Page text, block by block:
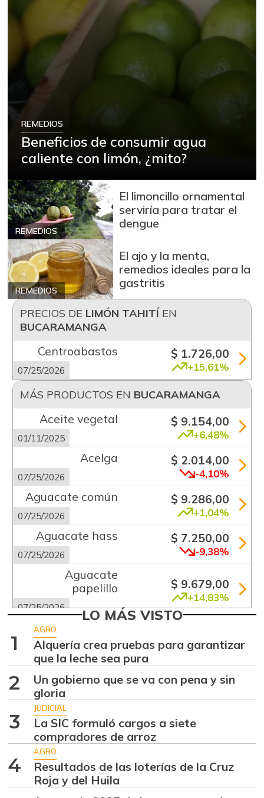
REMEDIOS
Beneficios de consumir agua
caliente con limón, ¿mito?
REMEDIOS
El limoncillo ornamental
serviría para tratar el
dengue
REMEDIOS
El ajo y la menta,
remedios ideales para la
gastritis
PRECIOS DE LIMÓN TAHITÍ EN
BUCARAMANGA
Centroabastos
07/25/2026
$ 1.726,00
+15,61%
MÁS PRODUCTOS EN BUCARAMANGA
Aceite vegetal
01/11/2025
$ 9.154,00
+6,48%
Acelga
07/25/2026
$ 2.014,00
-4,10%
Aguacate común
07/25/2026
$ 9.286,00
+1,04%
Aguacate hass
07/25/2026
$ 7.250,00
-9,38%
Aguacate
papelillo
07/25/2026
$ 9.679,00
+14,83%
07/25/2026 -4,00%
Ahuyamín
07/25/2026
$ 1.005,00
+10,20%
Ajo
07/25/2026 +0,23%
Apio
07/25/2026
$ 1.000,00
-2,82%
Arracacha
$ 4.352,00
LO MÁS VISTO
1
AGRO
Alquería crea pruebas para garantizar
que la leche sea pura
2
Un gobierno que se va con pena y sin
gloria
3
JUDICIAL
La SIC formuló cargos a siete
compradores de arroz
4
AGRO
Resultados de las loterías de la Cruz
Roja y del Huila